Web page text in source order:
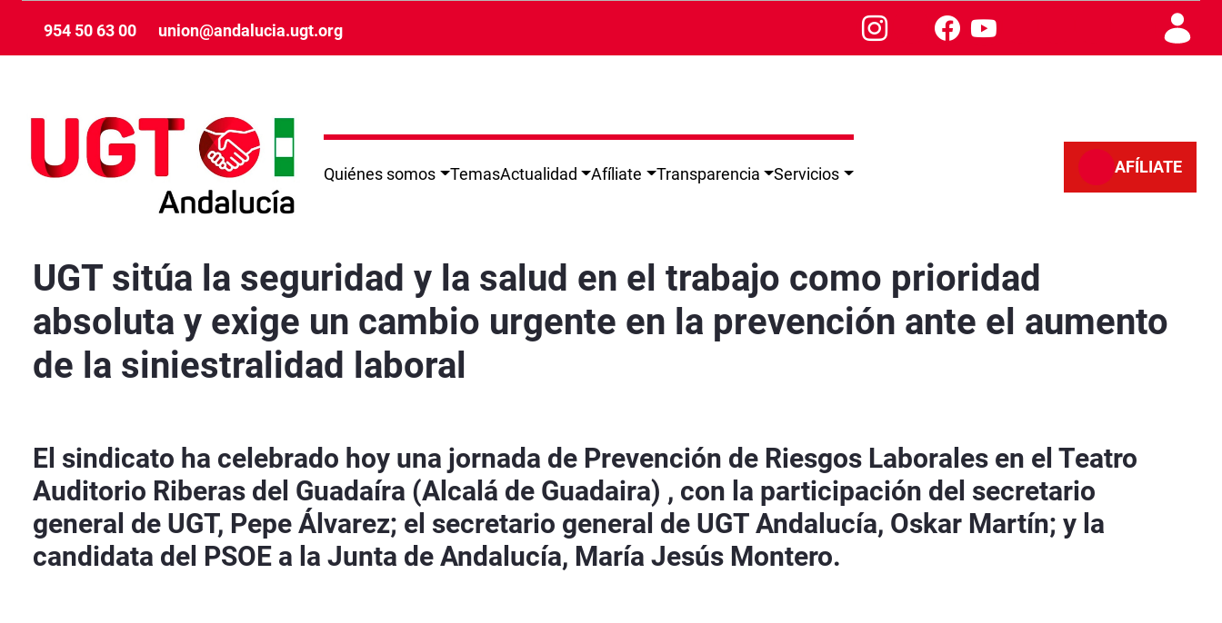
954 50 63 00 union@andalucia.ugt.org
Quiénes somos TemasActualidad Afíliate Transparencia Servicios AFÍLIATE
UGT sitúa la seguridad y la salud en el trabajo como prioridad
absoluta y exige un cambio urgente en la prevención ante el aumento
de la siniestralidad laboral
El sindicato ha celebrado hoy una jornada de Prevención de Riesgos Laborales en el Teatro
Auditorio Riberas del Guadaíra (Alcalá de Guadaira) , con la participación del secretario
general de UGT, Pepe Álvarez; el secretario general de UGT Andalucía, Oskar Martín; y la
candidata del PSOE a la Junta de Andalucía, María Jesús Montero.